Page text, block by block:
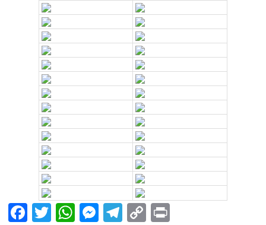
Facebook
Twitter
WhatsApp
Messenger
Telegram
Copy